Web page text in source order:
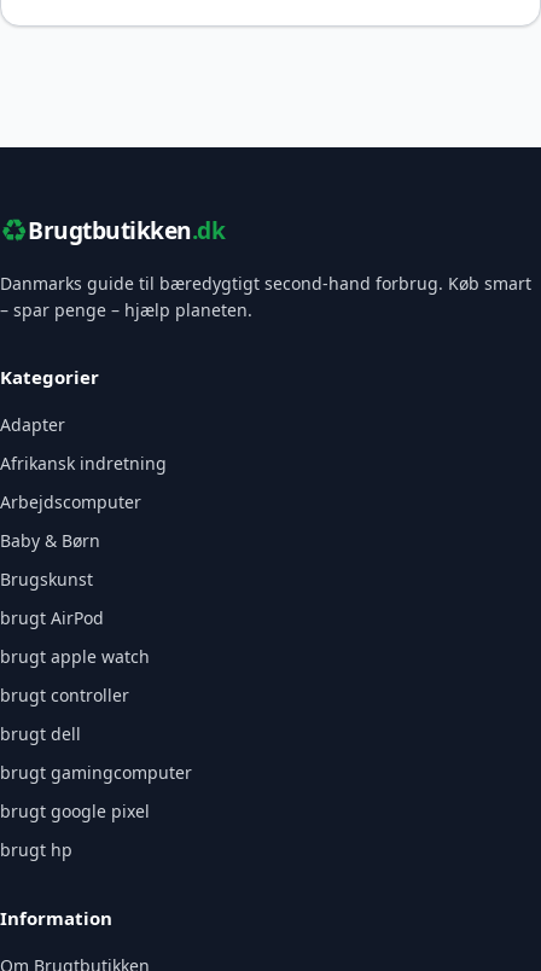
♻️Brugtbutikken.dk
Danmarks guide til bæredygtigt second-hand forbrug. Køb smart
– spar penge – hjælp planeten.
Kategorier
Adapter
Afrikansk indretning
Arbejdscomputer
Baby & Børn
Brugskunst
brugt AirPod
brugt apple watch
brugt controller
brugt dell
brugt gamingcomputer
brugt google pixel
brugt hp
Information
Om Brugtbutikken